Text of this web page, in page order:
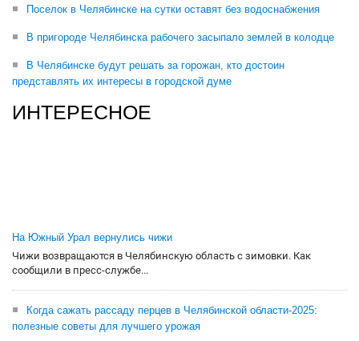
Поселок в Челябинске на сутки оставят без водоснабжения
В пригороде Челябинска рабочего засыпало землей в колодце
В Челябинске будут решать за горожан, кто достоин
представлять их интересы в городской думе
ИНТЕРЕСНОЕ
На Южный Урал вернулись чижи
Чижи возвращаются в Челябинскую область с зимовки. Как
сообщили в пресс-службе...
Когда сажать рассаду перцев в Челябинской области-2025:
полезные советы для лучшего урожая